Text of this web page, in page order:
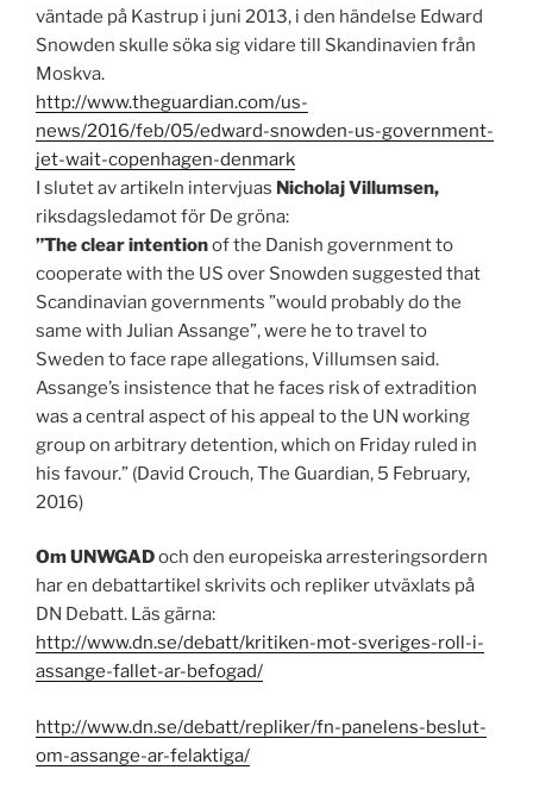
väntade på Kastrup i juni 2013, i den händelse Edward
Snowden skulle söka sig vidare till Skandinavien från
Moskva.
http://www.theguardian.com/us-
news/2016/feb/05/edward-snowden-us-government-
jet-wait-copenhagen-denmark
I slutet av artikeln intervjuas Nicholaj Villumsen,
riksdagsledamot för De gröna:
”The clear intentionof the Danish government to
cooperate with the US over Snowden suggested that
Scandinavian governments ”would probably do the
same with Julian Assange”, were he to travel to
Sweden to face rape allegations, Villumsen said.
Assange’s insistence that he faces risk of extradition
was a central aspect of his appeal to the UN working
group on arbitrary detention, which on Friday ruled in
his favour.” (David Crouch, The Guardian, 5 February,
2016)
Om UNWGADoch den europeiska arresteringsordern
har en debattartikel skrivits och repliker utväxlats på
DN Debatt. Läs gärna:
http://www.dn.se/debatt/kritiken-mot-sveriges-roll-i-
assange-fallet-ar-befogad/
http://www.dn.se/debatt/repliker/fn-panelens-beslut-
om-assange-ar-felaktiga/